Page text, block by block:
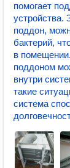
помогает
устройства.
поддон,
бактерий,
в
поддоном
внутри
такие
система